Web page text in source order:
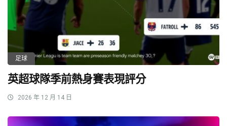
足球
英超球隊季前熱身賽表現評分
2026 年 12 月 14 日